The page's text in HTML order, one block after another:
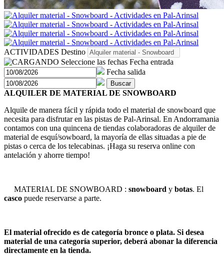
ACTIVIDADES Destino
Seleccione las fechas Fecha entrada
Fecha salida
Buscar
ALQUILER DE MATERIAL DE SNOWBOARD
Alquile de manera fácil y rápida todo el material de snowboard que
necesita para disfrutar en las pistas de Pal-Arinsal. En Andorramania
contamos con una quincena de tiendas colaboradoras de alquiler de
material de esquí/sowboard, la mayoría de ellas situadas a pie de
pistas o cerca de los telecabinas. ¡Haga su reserva online con
antelación y ahorre tiempo!
MATERIAL DE SNOWBOARD : snowboard y botas. El
casco puede reservarse a parte.
El material ofrecido es de categoría bronce o plata. Si desea
material de una categoría superior, deberá abonar la diferencia
directamente en la tienda.